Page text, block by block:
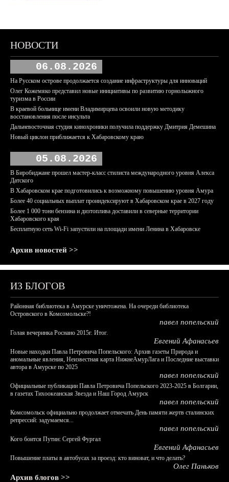
НОВОСТИ
06.08.2026
На Русском острове продолжается создание инфраструктуры для инноваций
Олег Кожемяко представил новые инициативы по развитию горнолыжного
туризма в России
В краевой больнице имени Владимирцева освоили новую методику
восстановления после инсульта
Дальневосточная студия кинохроники получила поддержку Дмитрия Демешина
Новый циклон приближается к Хабаровскому краю
05.08.2026
В Биробиджане прошел мастер-класс стилиста международного уровня Алекса
Датского
В Хабаровском крае подготовились к возможному повышению уровня Амура
Более 40 социальных выплат проиндексируют в Хабаровском крае в 2027 году
Более 1 000 тонн бензина и дизтоплива доставили в северные территории
Хабаровского края
Бесплатную сеть Wi-Fi запустили на площади имени Ленина в Хабаровске
Архив новостей >>
ИЗ БЛОГОВ
Районная библиотека в Амурске уничтожена. На очереди библиотека
Островского в Комсомольске?!
павел попельский
Голая вечеринка Роснано 2015г. Итог.
Евгений Афанасьев
Новые находки Павла Петровича Попельского: Архив газеты Природа и
аномальные явления, Неизвестная карта НижнеАмурЛага и Последние выставки
автора в Амурске по 2025
павел попельский
Официальные публикации Павла Петровича Попельского 2023-2025 в Болгарии,
в газетах Тихоокеанская Звезда и Наш Город Амурск
павел попельский
Комсомольск официально продолжает отмечать День памяти жертв сталинских
репрессий: задумаемся...
павел попельский
Кого боится Путин: Сергей Фургал
Евгений Афанасьев
Повышение платы в автобусах за проезд: кто виноват, и что делать?
Олег Паньков
Архив блогов >>